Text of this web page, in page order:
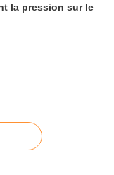
la pression sur le